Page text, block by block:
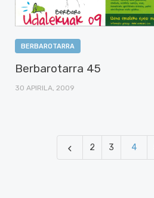
BERBAROTARRA
Berbarotarra 45
30 APIRILA, 2009
2 3 4